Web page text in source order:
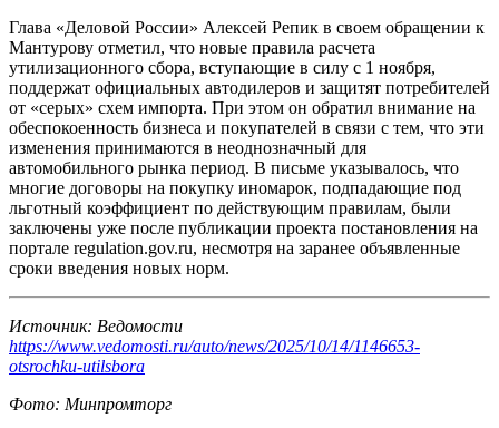
Глава «Деловой России» Алексей Репик в своем обращении к
Мантурову отметил, что новые правила расчета
утилизационного сбора, вступающие в силу с 1 ноября,
поддержат официальных автодилеров и защитят потребителей
от «серых» схем импорта. При этом он обратил внимание на
обеспокоенность бизнеса и покупателей в связи с тем, что эти
изменения принимаются в неоднозначный для
автомобильного рынка период. В письме указывалось, что
многие договоры на покупку иномарок, подпадающие под
льготный коэффициент по действующим правилам, были
заключены уже после публикации проекта постановления на
портале regulation.gov.ru, несмотря на заранее объявленные
сроки введения новых норм.
Источник: Ведомости
https://www.vedomosti.ru/auto/news/2025/10/14/1146653-
otsrochku-utilsbora
Фото: Минпромторг